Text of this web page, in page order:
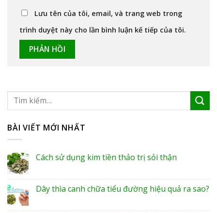
Lưu tên của tôi, email, và trang web trong
trình duyệt này cho lần bình luận kế tiếp của tôi.
BÀI VIẾT MỚI NHẤT
Cách sử dụng kim tiền thảo trị sỏi thận
Dây thìa canh chữa tiểu đường hiệu quả ra sao?